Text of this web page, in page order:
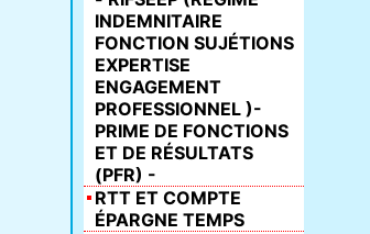
INDEMNITAIRE
FONCTION SUJÉTIONS
EXPERTISE
ENGAGEMENT
PROFESSIONNEL )-
PRIME DE FONCTIONS
ET DE RÉSULTATS
(PFR) -
RTT ET COMPTE
ÉPARGNE TEMPS